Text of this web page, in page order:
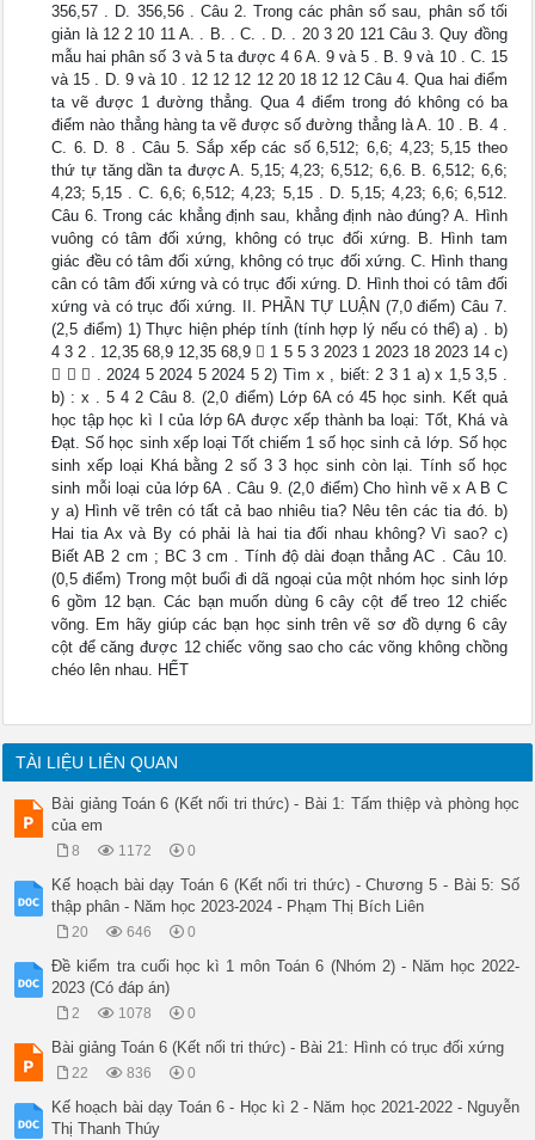
356,57 . D. 356,56 . Câu 2. Trong các phân số sau, phân số tối
giản là 12 2 10 11 A. . B. . C. . D. . 20 3 20 121 Câu 3. Quy đồng
mẫu hai phân số 3 và 5 ta được 4 6 A. 9 và 5 . B. 9 và 10 . C. 15
và 15 . D. 9 và 10 . 12 12 12 12 20 18 12 12 Câu 4. Qua hai điểm
ta vẽ được 1 đường thẳng. Qua 4 điểm trong đó không có ba
điểm nào thẳng hàng ta vẽ được số đường thẳng là A. 10 . B. 4 .
C. 6. D. 8 . Câu 5. Sắp xếp các số 6,512; 6,6; 4,23; 5,15 theo
thứ tự tăng dần ta được A. 5,15; 4,23; 6,512; 6,6. B. 6,512; 6,6;
4,23; 5,15 . C. 6,6; 6,512; 4,23; 5,15 . D. 5,15; 4,23; 6,6; 6,512.
Câu 6. Trong các khẳng định sau, khẳng định nào đúng? A. Hình
vuông có tâm đối xứng, không có trục đối xứng. B. Hình tam
giác đều có tâm đối xứng, không có trục đối xứng. C. Hình thang
cân có tâm đối xứng và có trục đối xứng. D. Hình thoi có tâm đối
xứng và có trục đối xứng. II. PHẦN TỰ LUẬN (7,0 điểm) Câu 7.
(2,5 điểm) 1) Thực hiện phép tính (tính hợp lý nếu có thể) a) . b)
4 3 2 . 12,35 68,9 12,35 68,9  1 5 5 3 2023 1 2023 18 2023 14 c)
   . 2024 5 2024 5 2024 5 2) Tìm x , biết: 2 3 1 a) x 1,5 3,5 .
b) : x . 5 4 2 Câu 8. (2,0 điểm) Lớp 6A có 45 học sinh. Kết quả
học tập học kì I của lớp 6A được xếp thành ba loại: Tốt, Khá và
Đạt. Số học sinh xếp loại Tốt chiếm 1 số học sinh cả lớp. Số học
sinh xếp loại Khá bằng 2 số 3 3 học sinh còn lại. Tính số học
sinh mỗi loại của lớp 6A . Câu 9. (2,0 điểm) Cho hình vẽ x A B C
y a) Hình vẽ trên có tất cả bao nhiêu tia? Nêu tên các tia đó. b)
Hai tia Ax và By có phải là hai tia đối nhau không? Vì sao? c)
Biết AB 2 cm ; BC 3 cm . Tính độ dài đoạn thẳng AC . Câu 10.
(0,5 điểm) Trong một buổi đi dã ngoại của một nhóm học sinh lớp
6 gồm 12 bạn. Các bạn muốn dùng 6 cây cột để treo 12 chiếc
võng. Em hãy giúp các bạn học sinh trên vẽ sơ đồ dựng 6 cây
cột để căng được 12 chiếc võng sao cho các võng không chồng
chéo lên nhau. HẾT
TÀI LIỆU LIÊN QUAN
Bài giảng Toán 6 (Kết nối tri thức) - Bài 1: Tấm thiệp và phòng học
của em
8 1172 0
Kế hoạch bài dạy Toán 6 (Kết nối tri thức) - Chương 5 - Bài 5: Số
thập phân - Năm học 2023-2024 - Phạm Thị Bích Liên
20 646 0
Đề kiểm tra cuối học kì 1 môn Toán 6 (Nhóm 2) - Năm học 2022-
2023 (Có đáp án)
2 1078 0
Bài giảng Toán 6 (Kết nối tri thức) - Bài 21: Hình có trục đối xứng
22 836 0
Kế hoạch bài dạy Toán 6 - Học kì 2 - Năm học 2021-2022 - Nguyễn
Thị Thanh Thúy